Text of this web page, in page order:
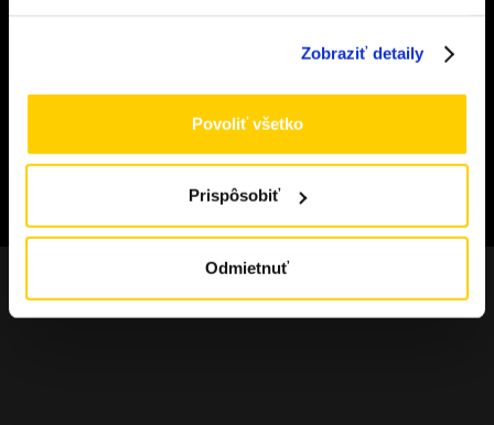
Zobraziť detaily
Povoliť všetko
Prispôsobiť
Odmietnuť
Ochrana osobných údajov
Vapeshoponline.sk Všetky práva vyhradené | Web
máme odVisitero